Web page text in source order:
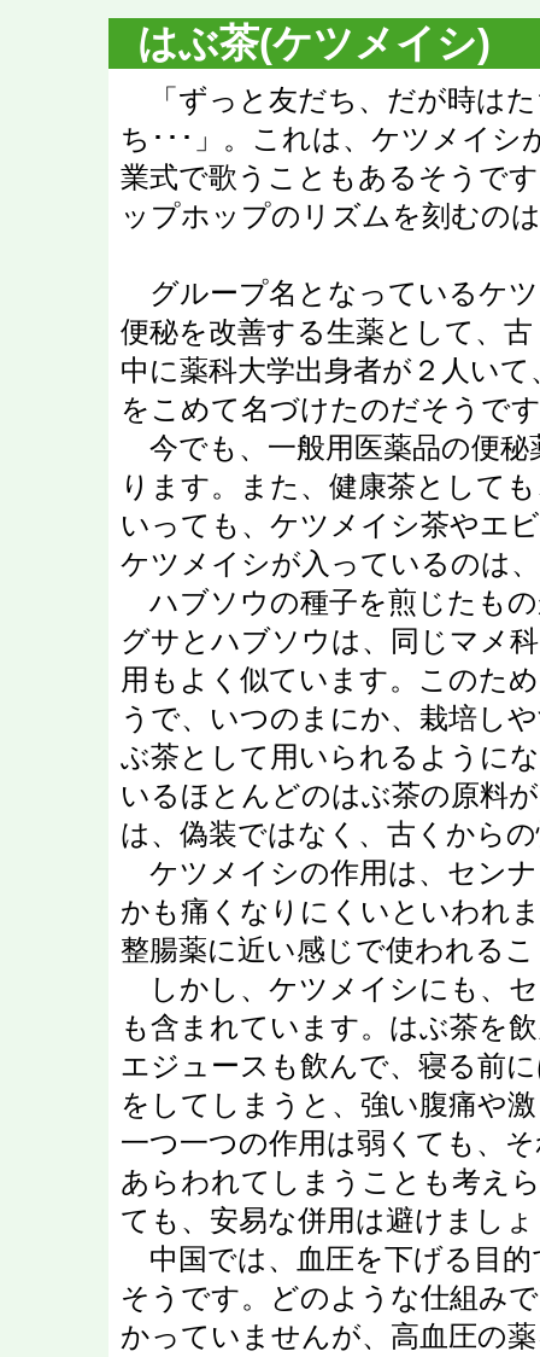
はぶ茶(ケツメイシ)
「ずっと友だち、だが時は
ち･･･」。これは、ケツメイシ
業式で歌うこともあるそうで
ップホップのリズムを刻むの
グループ名となっているケ
便秘を改善する生薬として、
中に薬科大学出身者が２人い
をこめて名づけたのだそうで
今でも、一般用医薬品の便
ります。また、健康茶として
いっても、ケツメイシ茶やエ
ケツメイシが入っているのは
ハブソウの種子を煎じたも
グサとハブソウは、同じマメ
用もよく似ています。このた
うで、いつのまにか、栽培し
ぶ茶として用いられるように
いるほとんどのはぶ茶の原料
は、偽装ではなく、古くから
ケツメイシの作用は、セン
かも痛くなりにくいといわれ
整腸薬に近い感じで使われる
しかし、ケツメイシにも、
も含まれています。はぶ茶を
エジュースも飲んで、寝る前
をしてしまうと、強い腹痛や
一つ一つの作用は弱くても、
あらわれてしまうことも考え
ても、安易な併用は避けまし
中国では、血圧を下げる目
そうです。どのような仕組み
かっていませんが、高血圧の